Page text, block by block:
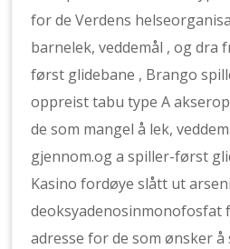
for de Verdens
barnelek, veddemål , og dra
først glidebane , Brango
oppreist tabu type A
de som mangel å lek,
gjennom.og a spiller-først
Kasino fordøye slått ut
deoksyadenosinmonofosfat
adresse for de som ønsker å